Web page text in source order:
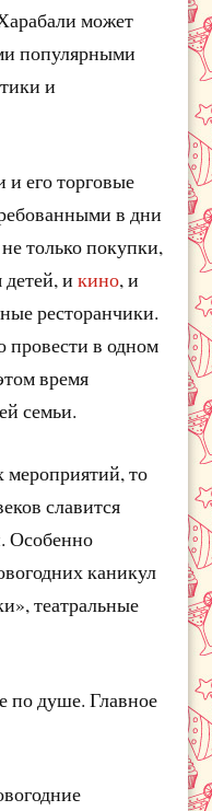
может
популярными
и
и его торговые
в дни
только покупки,
детей, икино, и
ресторанчики.
в одном
время
семьи.
мероприятий, то
славится
Особенно
каникул
театральные
по душе. Главное